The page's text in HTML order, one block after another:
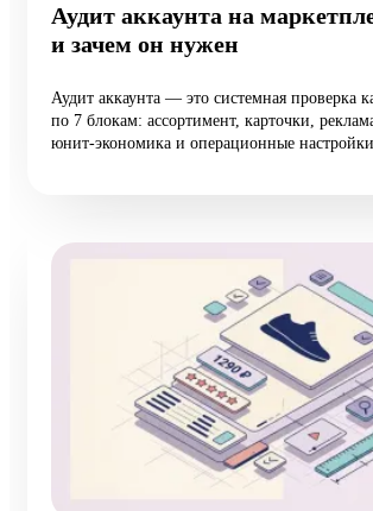
Аудит аккаунта на
и зачем он нужен
Аудит аккаунта — это системная проверка
по 7 блокам: ассортимент, карточки,
юнит-экономика и операционные
оборота на 12%.